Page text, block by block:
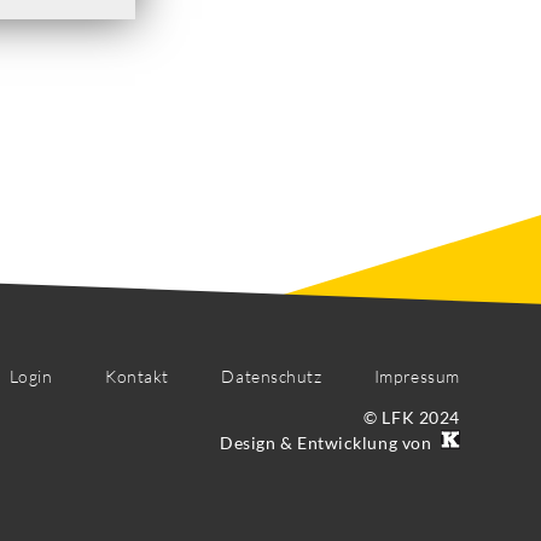
Login Kontakt Datenschutz
Impressum
© LFK 2024
Design & Entwicklung von